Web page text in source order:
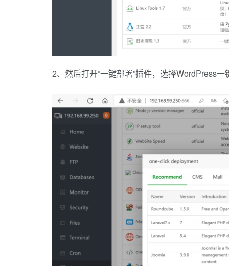
2、然后打开“一键部署”插件，选择WordPress一